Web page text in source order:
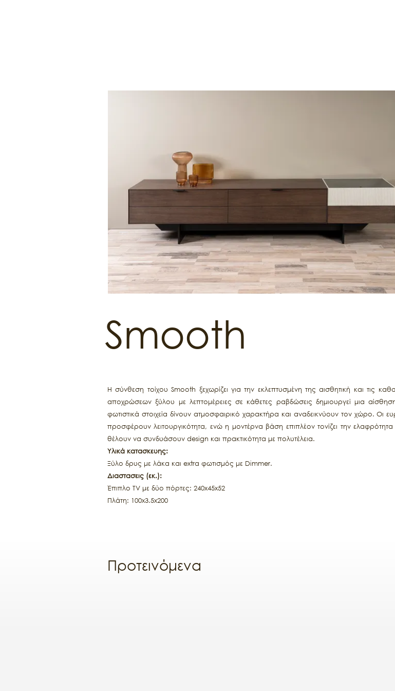
Smooth
Η σύνθεση τοίχου Smooth ξεχωρίζει για την εκλεπτυσμένη της αισθητική και
αποχρώσεων ξύλου με λεπτομέρειες σε κάθετες ραβδώσεις δημιουργεί μια
φωτιστικά στοιχεία δίνουν ατμοσφαιρικό χαρακτήρα και αναδεικνύουν τον χώρο. Οι
προσφέρουν λειτουργικότητα, ενώ η μοντέρνα βάση επιπλέον τονίζει την
θέλουν να συνδυάσουν design και πρακτικότητα με πολυτέλεια.
Υλικά κατασκευης:
Ξύλο δρυς με λάκα και extra φωτισμός με Dimmer.
Διαστασεις (εκ.):
Έπιπλο TV με δύο πόρτες: 240x45x52
Πλάτη: 100x3.5x200
Προτεινόμενα